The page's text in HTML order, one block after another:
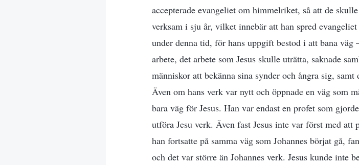
accepterade evangeliet om himmelriket, så att de
verksam i sju år, vilket innebär att han spred
under denna tid, för hans uppgift bestod i att bana
arbete, det arbete som Jesus skulle uträtta, saknade
människor att bekänna sina synder och ångra sig,
Även om hans verk var nytt och öppnade en väg som
bara väg för Jesus. Han var endast en profet som
utföra Jesu verk. Även fast Jesus inte var först med
han fortsatte på samma väg som Johannes börjat gå,
och det var större än Johannes verk. Jesus kunde inte